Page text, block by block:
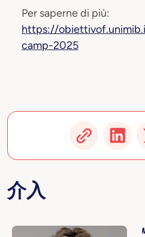
Per saperne di più:
https://
camp-2025
介入